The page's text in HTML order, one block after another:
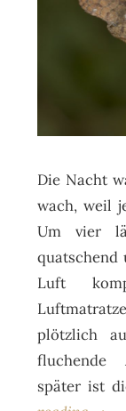
Die Nacht
wach, weil
Um vier
quatschend
Luft
plötzlich
fluchende
später ist